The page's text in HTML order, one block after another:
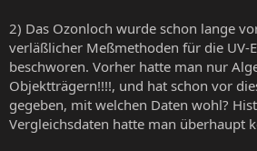
2) Das Ozonloch wurde schon lange
verläßlicher Meßmethoden für die UV-
beschworen. Vorher hatte man nur
Objektträgern!!!!, und hat schon vor
gegeben, mit welchen Daten wohl?
Vergleichsdaten hatte man überhaupt